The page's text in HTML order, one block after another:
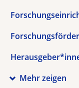
Mehr zeigen